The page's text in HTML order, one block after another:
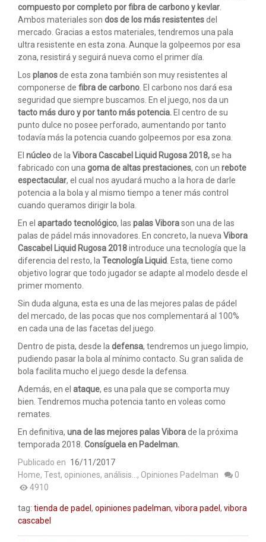
compuesto por completo porfibra de carbono y kevlar
Ambos materiales son dos de los más resistentesdel
mercado. Gracias a estos materiales, tendremos una pala
ultra resistente en esta zona. Aunque la golpeemos por esa
zona, resistirá y seguirá nueva como el primer día.
Los planosde esta zona también son muy resistentes al
componerse de fibra de carbono . El carbono nos dará esa
seguridad que siempre buscamos. En el juego, nos da un
tacto más duro y por tanto más potencia.El centro de su
punto dulce no posee perforado, aumentando por tanto
todavía más la potencia cuando golpeemos por esa zona.
El núcleode la Vibora Cascabel Liquid Rugosa 2018,se ha
fabricado con una goma de altas prestaciones, con un rebote
espectacular, el cual nos ayudará mucho a la hora de darle
potencia a la bola y al mismo tiempo a tener más control
cuando queramos dirigir la bola.
En el apartado tecnológico, las palas Viborason una de las
palas de pádel más innovadores. En concreto, la nueva Vibora
Cascabel Liquid Rugosa 2018introduce una tecnología que la
diferencia del resto, la Tecnología Liquid . Esta, tiene como
objetivo lograr que todo jugador se adapte al modelo desde el
primer momento.
Sin duda alguna, esta es una de las mejores palas de pádel
del mercado, de las pocas que nos complementará al 100%
en cada una de las facetas del juego.
Dentro de pista, desde la defensa, tendremos un juego limpio,
pudiendo pasar la bola al mínimo contacto. Su gran salida de
bola facilita mucho el juego desde la defensa.
Además, en el ataque, es una pala que se comporta muy
bien. Tendremos mucha potencia tanto en voleas como
remates.
En definitiva, una de las mejores palas Viborade la próxima
temporada 2018. Consíguela en Padelman.
Publicado en 16/11/2017
Home, Test, opiniones, análisis... , Opiniones Padelman
0
4910
tag: tienda de padel, opiniones padelman, vibora padel, vibora
cascabel